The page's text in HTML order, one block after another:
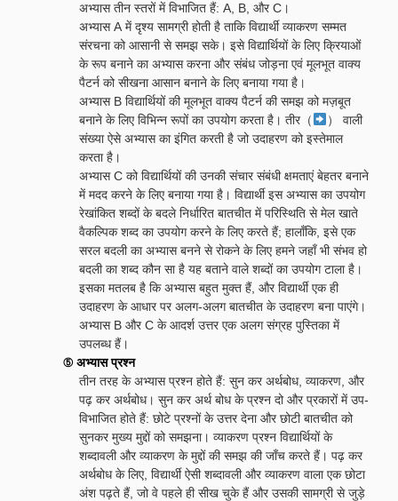
अभ्यास तीन स्तरों में विभाजित हैं: A, B, और C।
अभ्यास A में दृश्य सामग्री होती है ताकि विद्यार्थी व्याकरण सम्मत
संरचना को आसानी से समझ सके। इसे विद्यार्थियों के लिए क्रियाओं
के रूप बनाने का अभ्यास करना और संबंध जोड़ना एवं मूलभूत वाक्य
पैटर्न को सीखना आसान बनाने के लिए बनाया गया है।
अभ्यास B विद्यार्थियों की मूलभूत वाक्य पैटर्न की समझ को मज़बूत
बनाने के लिए विभिन्न रूपों का उपयोग करता है। तीर（
） वाली
संख्या ऐसे अभ्यास का इंगित करती है जो उदाहरण को इस्तेमाल
करता है।
अभ्यास C को विद्यार्थियों की उनकी संचार संबंधी क्षमताएं बेहतर बनाने
में मदद करने के लिए बनाया गया है। विद्यार्थी इस अभ्यास का उपयोग
रेखांकित शब्दों के बदले निर्धारित बातचीत में परिस्थिति से मेल खाते
वैकल्पिक शब्द का उपयोग करने के लिए करते हैं; हालाँकि, इसे एक
सरल बदली का अभ्यास बनने से रोकने के लिए हमने जहाँ भी संभव हो
बदली का शब्द कौन सा है यह बताने वाले शब्दों का उपयोग टाला है।
इसका मतलब है कि अभ्यास बहुत मुक्त हैं, और विद्यार्थी एक ही
उदाहरण के आधार पर अलग-अलग बातचीत के उदाहरण बना पाएंगे।
अभ्यास B और C के आदर्श उत्तर एक अलग संग्रह पुस्तिका में
उपलब्ध हैं।
⑤ अभ्यास प्रश्न
तीन तरह के अभ्यास प्रश्न होते हैं: सुन कर अर्थबोध, व्याकरण, और
पढ़ कर अर्थबोध। सुन कर अर्थ बोध के प्रश्न दो और प्रकारों में उप-
विभाजित होते हैं: छोटे प्रश्नों के उत्तर देना और छोटी बातचीत को
सुनकर मुख्य मुद्दों को समझना। व्याकरण प्रश्न विद्यार्थियों के
शब्दावली और व्याकरण के मुद्दों की समझ की जाँच करते हैं। पढ़ कर
अर्थबोध के लिए, विद्यार्थी ऐसी शब्दावली और व्याकरण वाला एक छोटा
अंश पढ़ते हैं, जो वे पहले ही सीख चुके हैं और उसकी सामग्री से जुड़े